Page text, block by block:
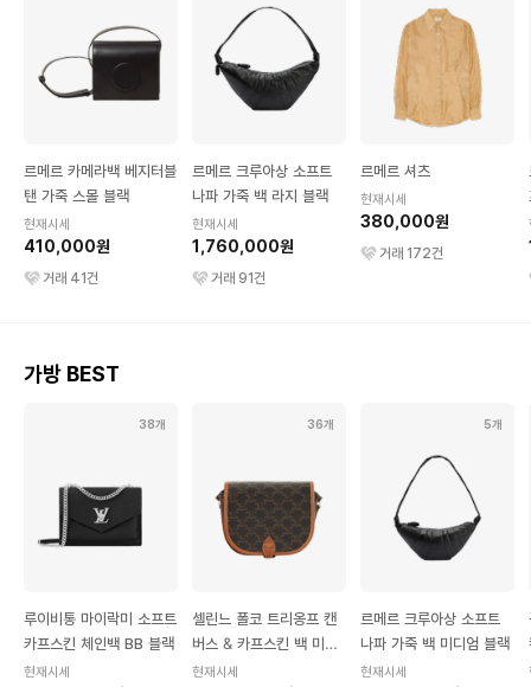
르메르 카메라백 베지터블
탠 가죽 스몰 블랙
현재시세
410,000원
거래 41건
르메르 크루아상 소프트
나파 가죽 백 라지 블랙
현재시세
1,760,000원
거래 91건
르메르 셔츠
현재시세
380,000원
거래 172건
가방 BEST
38개
루이비통 마이락미 소프트
카프스킨 체인백 BB 블랙
현재시세
36개
셀린느 폴코 트리옹프 캔
버스 & 카프스킨 백 미디
엄 탄
현재시세
5개
르메르 크루아상 소프트
나파 가죽 백 미디엄 블랙
현재시세